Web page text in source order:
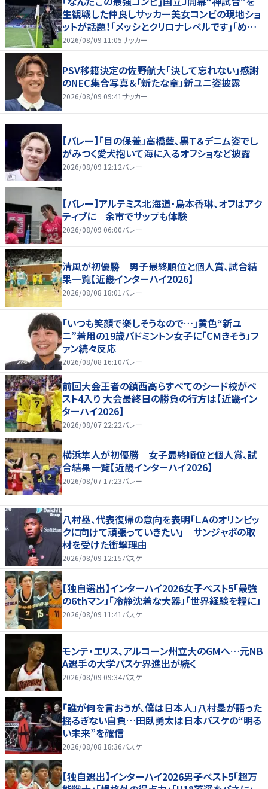
生観戦した仲良しサッカー美女コンビの現地ショ
ットが話題！｢メッシとクリロナレベルです｣｢めちゃ
くちゃ可愛い｣
2026/08/09 11:05サッカー
PSV移籍決定の佐野航大「決して忘れない」感謝
のNEC集合写真＆「新たな章」新ユニ姿披露
2026/08/09 09:41サッカー
【バレー】「目の保養」高橋藍、黒Ｔ＆デニム姿でし
がみつく愛犬抱いて海に入るオフショなど披露
2026/08/09 12:12バレー
【バレー】アルテミス北海道・鳥本香琳、オフはアク
ティブに 余市でサップも体験
2026/08/09 06:00バレー
清風が初優勝 男子最終順位と個人賞、試合結
果一覧【近畿インターハイ2026】
2026/08/08 18:01 バレー
「いつも笑顔で楽しそうなので…」黄色“新ユ
ニ”着用の19歳バドミントン女子に「CMきそう」フ
ァン続々反応
2026/08/08 16:10バレー
前回大会王者の鎮西高らすべてのシード校がベ
スト4入り 大会最終日の勝負の行方は【近畿イン
ターハイ2026】
2026/08/07 22:22バレー
横浜隼人が初優勝 女子最終順位と個人賞、試
合結果一覧【近畿インターハイ2026】
2026/08/07 17:23バレー
八村塁、代表復帰の意向を表明「ＬＡのオリンピッ
クに向けて頑張っていきたい」 サンジャポの取
材を受けた衝撃理由
2026/08/09 12:15バスケ
【独自選出】インターハイ2026女子ベスト5「最強
の6thマン」「冷静沈着な大器」「世界経験を糧に」
2026/08/09 11:41 バスケ
モンテ・エリス、アルコーン州立大のGMへ…元NB
A選手の大学バスケ界進出が続く
2026/08/09 09:34バスケ
「誰が何を言おうが、僕は日本人」八村塁が語った
揺るぎない自負…田臥勇太は日本バスケの“明る
い未来”を確信
2026/08/08 18:36バスケ
【独自選出】インターハイ2026男子ベスト5「超万